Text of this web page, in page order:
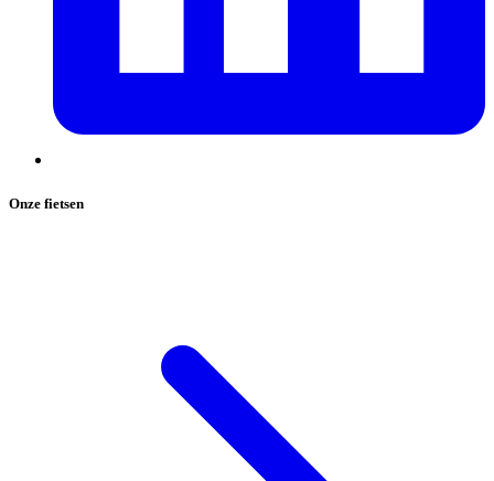
Onze fietsen